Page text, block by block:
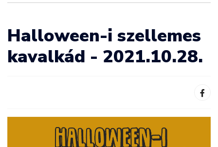
Halloween-i szellemes
kavalkád - 2021.10.28.